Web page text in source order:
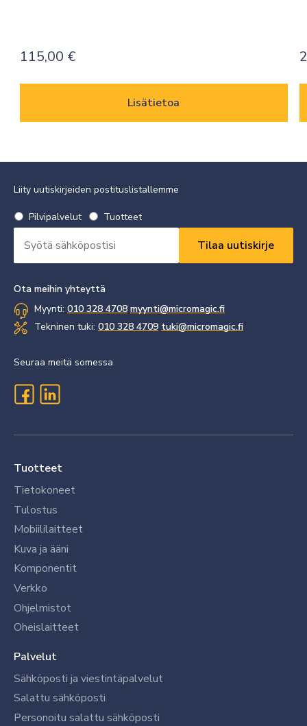
115,00 €
Lisätietoa
Liity uutiskirjeiden postituslistallemme
Valitse
uutiskirje
*
Vaaditaan
Pilvipalvelut Tuotteet
*
Vaaditaan
Ota meihin yhteyttä
Myynti: 010 328 4708 myynti@micromagic.fi
Tekninen tuki: 010 328 4709 tuki@micromagic.fi
Seuraa meitä somessa
Tuotteet
Tietokoneet
Tulostus
Mobiililaitteet
Kuva ja ääni
Komponentit
Verkko
Ohjelmistot
Oheislaitteet
Palvelut
Sähköposti ja viestintäpalvelut
Salattu sähköposti
Personoitu salattu sähköposti